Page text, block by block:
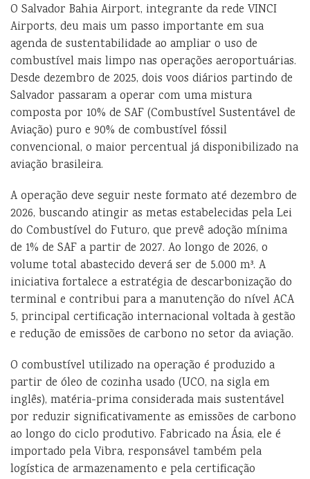
O Salvador Bahia Airport, integrante da rede VINCI
Airports, deu mais um passo importante em sua
agenda de sustentabilidade ao ampliar o uso de
combustível mais limpo nas operações aeroportuárias.
Desde dezembro de 2025, dois voos diários partindo de
Salvador passaram a operar com uma mistura
composta por 10% de SAF (Combustível Sustentável de
Aviação) puro e 90% de combustível fóssil
convencional, o maior percentual já disponibilizado na
aviação brasileira.
A operação deve seguir neste formato até dezembro de
2026, buscando atingir as metas estabelecidas pela Lei
do Combustível do Futuro, que prevê adoção mínima
de 1% de SAF a partir de 2027. Ao longo de 2026, o
volume total abastecido deverá ser de 5.000 m³. A
iniciativa fortalece a estratégia de descarbonização do
terminal e contribui para a manutenção do nível ACA
5, principal certificação internacional voltada à gestão
e redução de emissões de carbono no setor da aviação.
O combustível utilizado na operação é produzido a
partir de óleo de cozinha usado (UCO, na sigla em
inglês), matéria-prima considerada mais sustentável
por reduzir significativamente as emissões de carbono
ao longo do ciclo produtivo. Fabricado na Ásia, ele é
importado pela Vibra, responsável também pela
logística de armazenamento e pela certificação